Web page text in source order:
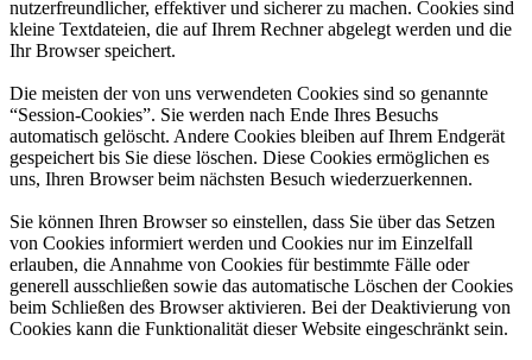
nutzerfreundlicher, effektiver und sicherer zu machen. Cookies sind
kleine Textdateien, die auf Ihrem Rechner abgelegt werden und die
Ihr Browser speichert.
Die meisten der von uns verwendeten Cookies sind so genannte
“Session-Cookies”. Sie werden nach Ende Ihres Besuchs
automatisch gelöscht. Andere Cookies bleiben auf Ihrem Endgerät
gespeichert bis Sie diese löschen. Diese Cookies ermöglichen es
uns, Ihren Browser beim nächsten Besuch wiederzuerkennen.
Sie können Ihren Browser so einstellen, dass Sie über das Setzen
von Cookies informiert werden und Cookies nur im Einzelfall
erlauben, die Annahme von Cookies für bestimmte Fälle oder
generell ausschließen sowie das automatische Löschen der Cookies
beim Schließen des Browser aktivieren. Bei der Deaktivierung von
Cookies kann die Funktionalität dieser Website eingeschränkt sein.